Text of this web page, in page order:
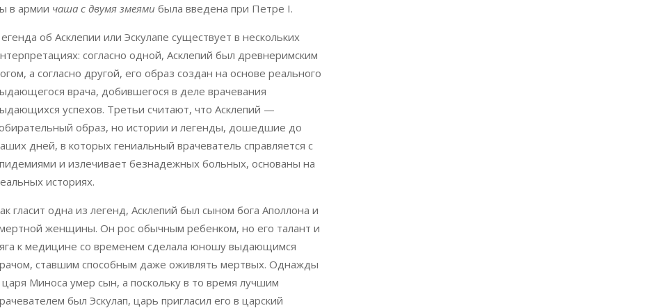
в армии чаша с двумя змеями была введена при Петре I.
об Асклепии или Эскулапе существует в нескольких
согласно одной, Асклепий был древнеримским
а согласно другой, его образ создан на основе реального
врача, добившегося в деле врачевания
успехов. Третьи считают, что Асклепий —
образ, но истории и легенды, дошедшие до
дней, в которых гениальный врачеватель справляется с
и излечивает безнадежных больных, основаны на
историях.
гласит одна из легенд, Асклепий был сыном бога Аполлона и
женщины. Он рос обычным ребенком, но его талант и
к медицине со временем сделала юношу выдающимся
ставшим способным даже оживлять мертвых. Однажды
царя Миноса умер сын, а поскольку в то время лучшим
был Эскулап, царь пригласил его в царский